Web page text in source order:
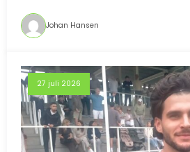
Johan Hansen
27 juli 2026